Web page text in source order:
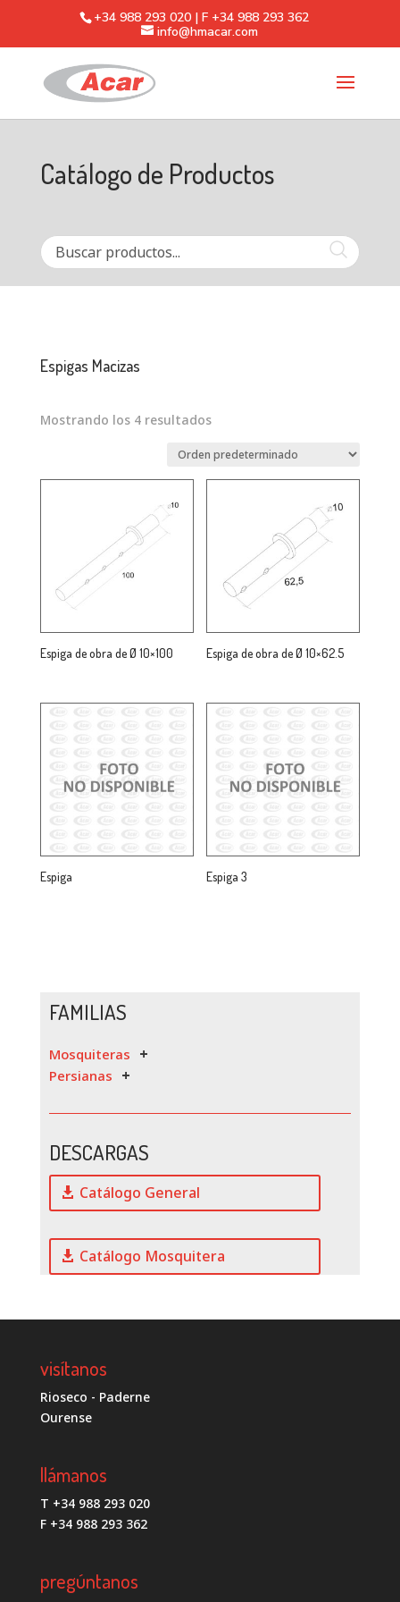
+34 988 293 020 | F +34 988 293 362
info@hmacar.com
Catálogo de Productos
Espigas Macizas
Mostrando los 4 resultados
Espiga de obra de Ø 10×100 Espiga de obra de Ø 10×62.5
Espiga Espiga 3
FAMILIAS
Mosquiteras
Persianas
DESCARGAS
Catálogo General
Catálogo Mosquitera
visítanos
Rioseco - Paderne
Ourense
llámanos
T +34 988 293 020
F +34 988 293 362
pregúntanos